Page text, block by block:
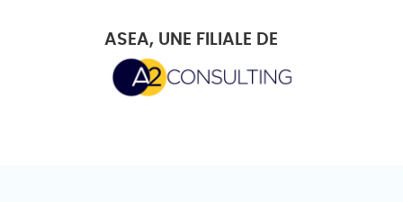
ASEA, UNE FILIALE DE